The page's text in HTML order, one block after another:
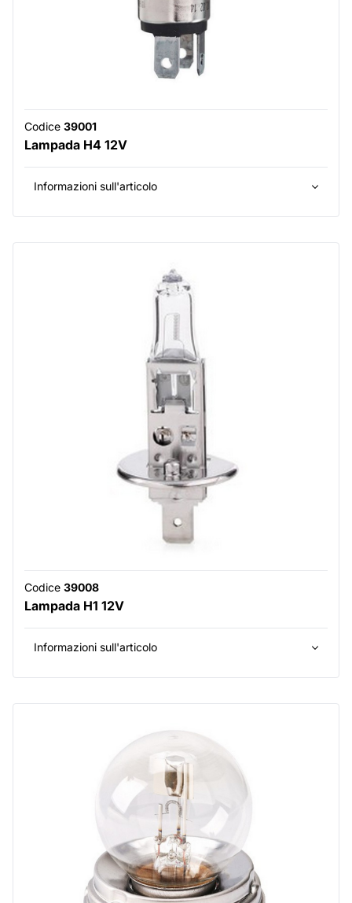
Codice 39001
Lampada H4 12V
Informazioni sull'articolo
Codice 39008
Lampada H1 12V
Informazioni sull'articolo